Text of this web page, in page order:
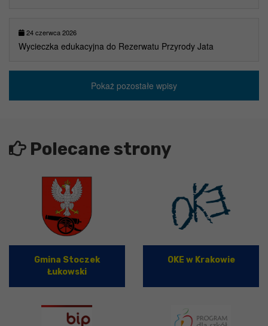
24 czerwca 2026
Wycieczka edukacyjna do Rezerwatu Przyrody Jata
Pokaż pozostałe wpisy
Polecane strony
Gmina Stoczek
Łukowski
OKE w Krakowie